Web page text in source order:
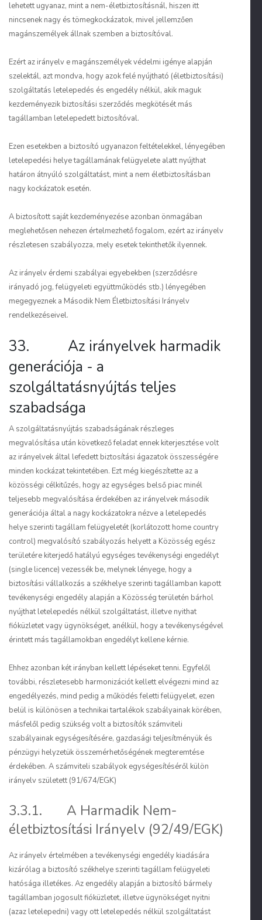
lehetett ugyanaz, mint a nem-életbiztosításnál, hiszen itt
nincsenek nagy és tömegkockázatok, mivel jellemzően
magánszemélyek állnak szemben a biztosítóval.
Ezért az irányelv e magánszemélyek védelmi igénye alapján
szelektál, azt mondva, hogy azok felé nyújtható (életbiztosítási)
szolgáltatás letelepedés és engedély nélkül, akik maguk
kezdeményezik biztosítási szerződés megkötését más
tagállamban letelepedett biztosítóval.
Ezen esetekben a biztosító ugyanazon feltételekkel, lényegében
letelepedési helye tagállamának felügyelete alatt nyújthat
határon átnyúló szolgáltatást, mint a nem életbiztosításban
nagy kockázatok esetén.
A biztosított saját kezdeményezése azonban önmagában
meglehetősen nehezen értelmezhető fogalom, ezért az irányelv
részletesen szabályozza, mely esetek tekinthetők ilyennek.
Az irányelv érdemi szabályai egyebekben (szerződésre
irányadó jog, felügyeleti együttműködés stb.) lényegében
megegyeznek a Második Nem Életbiztosítási Irányelv
rendelkezéseivel.
33. Az irányelvek harmadik
generációja - a
szolgáltatásnyújtás teljes
szabadsága
A szolgáltatásnyújtás szabadságának részleges
megvalósítása után következő feladat ennek kiterjesztése volt
az irányelvek által lefedett biztosítási ágazatok összességére
minden kockázat tekintetében. Ezt még kiegészítette az a
közösségi célkitűzés, hogy az egységes belső piac minél
teljesebb megvalósítása érdekében az irányelvek második
generációja által a nagy kockázatokra nézve a letelepedés
helye szerinti tagállam felügyeletét (korlátozott home country
control) megvalósító szabályozás helyett a Közösség egész
területére kiterjedő hatályú egységes tevékenységi engedélyt
(single licence) vezessék be, melynek lényege, hogy a
biztosítási vállalkozás a székhelye szerinti tagállamban kapott
tevékenységi engedély alapján a Közösség területén bárhol
nyújthat letelepedés nélkül szolgáltatást, illetve nyithat
fióküzletet vagy ügynökséget, anélkül, hogy a tevékenységével
érintett más tagállamokban engedélyt kellene kérnie.
Ehhez azonban két irányban kellett lépéseket tenni. Egyfelől
további, részletesebb harmonizációt kellett elvégezni mind az
engedélyezés, mind pedig a működés feletti felügyelet, ezen
belül is különösen a technikai tartalékok szabályainak körében,
másfelől pedig szükség volt a biztosítók számviteli
szabályainak egységesítésére, gazdasági teljesítményük és
pénzügyi helyzetük összemérhetőségének megteremtése
érdekében. A számviteli szabályok egységesítéséről külön
irányelv született (91/674/EGK)
3.3.1. A Harmadik Nem-
életbiztosítási Irányelv (92/49/EGK)
Az irányelv értelmében a tevékenységi engedély kiadására
kizárólag a biztosító székhelye szerinti tagállam felügyeleti
hatósága illetékes. Az engedély alapján a biztosító bármely
tagállamban jogosult fióküzletet, illetve ügynökséget nyitni
(azaz letelepedni) vagy ott letelepedés nélkül szolgáltatást